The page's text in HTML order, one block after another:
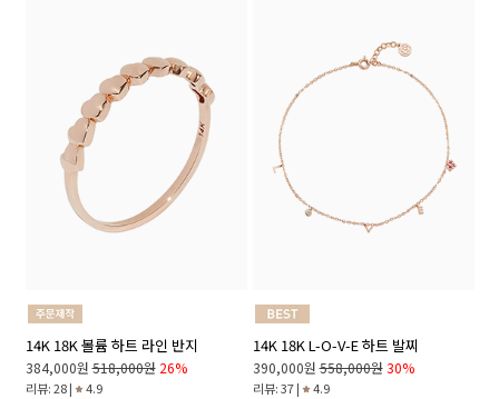
14K 18K 볼륨 하트 라인 반지
384,000원 518,000원 26%
리뷰: 28 | 4.9
14K 18K L-O-V-E 하트 발찌
390,000원 558,000원 30%
리뷰: 37 | 4.9